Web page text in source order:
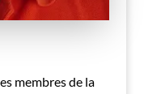
membres de la